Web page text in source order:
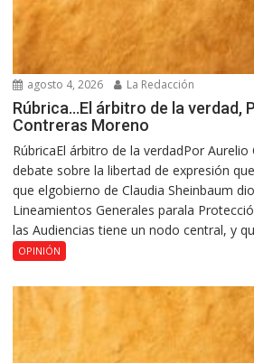
agosto 4, 2026 La Redacción
Rúbrica…El árbitro de la verdad,
Contreras Moreno
RúbricaEl árbitro de la verdadPor
debate sobre la libertad de expresión
que elgobierno de Claudia Sheinbaum
Lineamientos Generales parala
las Audiencias tiene un nodo central, y
OPINIÓN